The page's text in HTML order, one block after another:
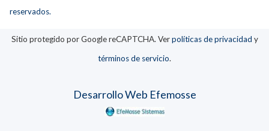
reservados.
Sitio protegido por Google reCAPTCHA. Verpolíticas de privacidad y
términos de servicio.
Desarrollo Web Efemosse